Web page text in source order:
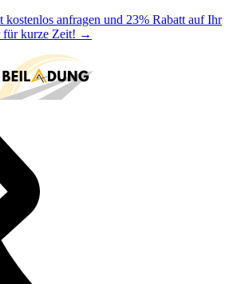
kostenlos anfragen und 23% Rabatt auf Ihr
für kurze Zeit! →